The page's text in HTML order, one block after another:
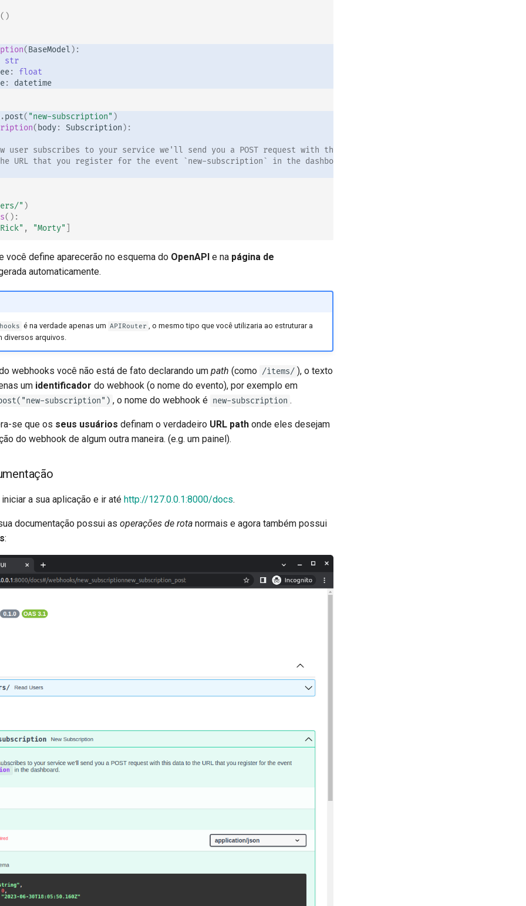
()
(BaseModel ):
str
:
float
: datetime
.post( "new-subscription" )
( body: Subscription ):
user subscribes to your service we'll send you a POST request with this
URL that you register for the event `new-subscription` in the dashboard.
" )
():
, "Morty"
você define aparecerão no esquema do OpenAPI e na página de
automaticamente.
é na verdade apenas um APIRouter , o mesmo tipo que você utilizaria ao estruturar a
diversos arquivos.
webhooks você não está de fato declarando um path (como /items/ ), o texto
um identificador do webhook (o nome do evento), por exemplo em
subscription") , o nome do webhook é new-subscription .
se que os seus usuários definam o verdadeiro URL path onde eles desejam
do webhook de algum outra maneira. (e.g. um painel).
a sua aplicação e ir até http://127.0.0.1:8000/docs.
documentação possui as operações de rota normais e agora também possui
: